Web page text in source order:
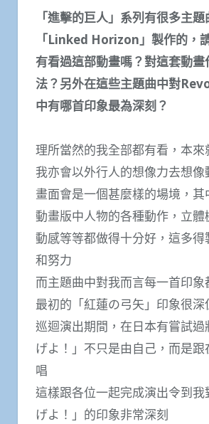
「進擊的巨人」系列有很多主
「Linked Horizon」製作的，
有看過這部動畫嗎？對這套動
法？另外在這些主題曲中對
中有哪首印象最為深刻？
理所當然的我全部都有看，本來
我亦會以外行人的想像力去想像
畫面會是一個甚麼樣的場境，其
動畫版中人物的各種動作，立體
動感等等都做得十分好，這多
和努力
而主題曲中對我而言每一首印象
最初的「紅蓮の弓矢」印象很深
巡迴演出期間，在日本有嘗試
げよ！」不只是由自己，而是
唱
這樣跟各位一起完成演出令到
げよ！」的印象非常深刻